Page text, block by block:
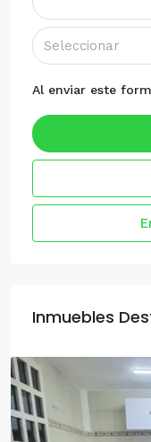
Seleccionar
Al enviar este
Inmuebles